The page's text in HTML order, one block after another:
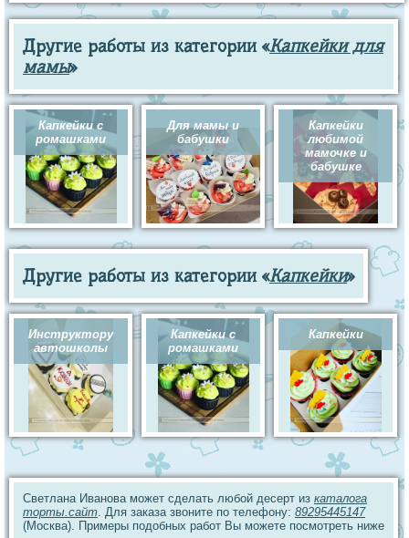
Другие работы из категории «Капкейки для
мамы»
Капкейки с
ромашками
Для мамы и
бабушки
Капкейки
любимой
мамочке и
бабушке
Другие работы из категории «Капкейки»
Инструктору
автошколы
Капкейки с
ромашками
Капкейки
Светлана Иванова может сделать любой десерт из каталога
торты.сайт. Для заказа звоните по телефону: 89295445147
(Москва). Примеры подобных работ Вы можете посмотреть ниже